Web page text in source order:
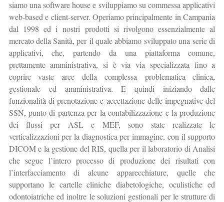
siamo una software house e sviluppiamo su commessa applicativi
web-based e client-server. Operiamo principalmente in Campania
dal 1998 ed i nostri prodotti si rivolgono essenzialmente al
mercato della Sanità, per il quale abbiamo sviluppato una serie di
applicativi, che, partendo da una piattaforma comune,
prettamente amministrativa, si è via via specializzata fino a
coprire vaste aree della complessa problematica clinica,
gestionale ed amministrativa. E quindi iniziando dalle
funzionalità di prenotazione e accettazione delle impegnative del
SSN, punto di partenza per la contabilizzazione e la produzione
dei flussi per ASL e MEF, sono state realizzate le
verticalizzazioni per la diagnostica per immagine, con il supporto
DICOM e la gestione del RIS, quella per il laboratorio di Analisi
che segue l’intero processo di produzione dei risultati con
l’interfacciamento di alcune apparecchiature, quelle che
supportano le cartelle cliniche diabetologiche, oculistiche ed
odontoiatriche ed inoltre le soluzioni gestionali per le strutture di